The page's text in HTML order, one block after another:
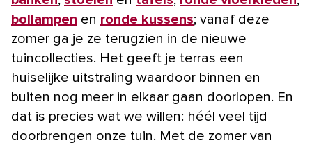
bollampen en ronde kussens; vanaf deze
zomer ga je ze terugzien in de nieuwe
tuincollecties. Het geeft je terras een
huiselijke uitstraling waardoor binnen en
buiten nog meer in elkaar gaan doorlopen. En
dat is precies wat we willen: héél veel tijd
doorbrengen onze tuin. Met de zomer van